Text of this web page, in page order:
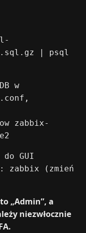
| psql
w
zabbix-
GUI
zabbix (zmień
„Admin”, a
niezwłocznie